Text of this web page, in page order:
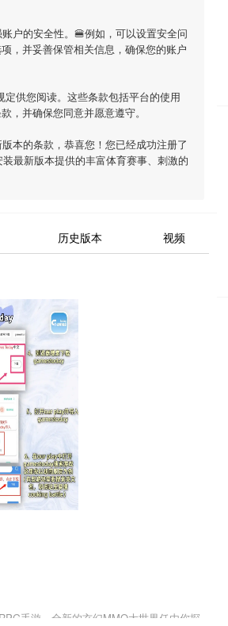
户的安全性。🍔例如，可以设置安全问
，并妥善保管相关信息，确保您的账户
定供您阅读。这些条款包括平台的使用
，并确保您同意并愿意遵守。
本的条款，恭喜您！您已经成功注册了
最新版本提供的丰富体育赛事、刺激的
历史版本 视频
手游，全新的玄幻MMO大世界任由你探